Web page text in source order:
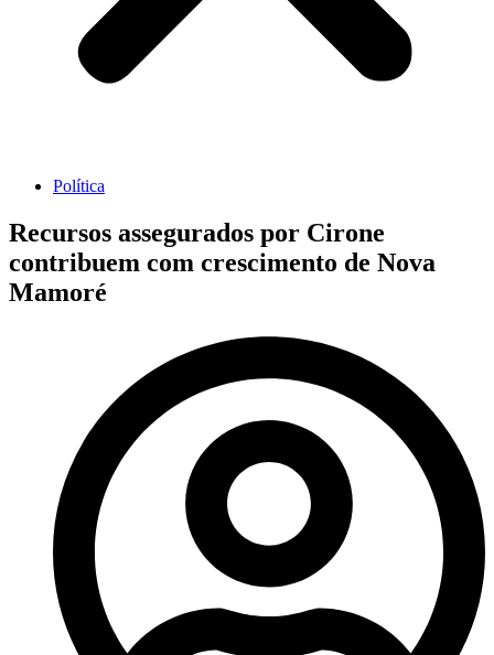
Política
Recursos assegurados por Cirone
contribuem com crescimento de Nova
Mamoré